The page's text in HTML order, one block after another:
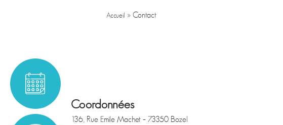
Accueil » Contact
Coordonnées
136, Rue Emile Machet – 73350 Bozel